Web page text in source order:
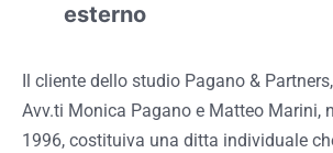
esterno
Il cliente dello studio Pagano &
Avv.ti Monica Pagano e Matteo Marini,
1996, costituiva una ditta individuale